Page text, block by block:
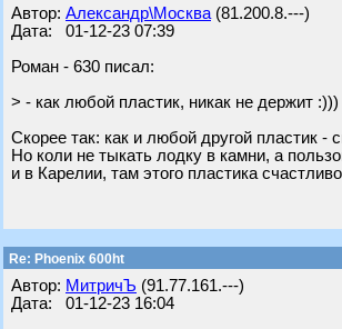
Автор: Александр\Москва (81.200.8.---)
Дата: 01-12-23 07:39
Роман - 630 писал:
> - как любой пластик, никак не держит :)))
Скорее так: как и любой другой пластик -
Но коли не тыкать лодку в камни, а
и в Карелии, там этого пластика
Re: Phoenix 600ht
Автор: МитричЪ (91.77.161.---)
Дата: 01-12-23 16:04